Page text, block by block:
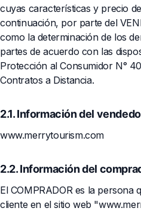
cuyas características y precio
continuación, por parte del
como la determinación de los
partes de acuerdo con las
Protección al Consumidor N°
Contratos a Distancia.
2.1. Información del
www.merrytourism.com
2.2. Información del
El COMPRADOR es la persona
cliente en el sitio web